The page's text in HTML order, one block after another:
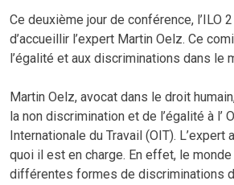
Ce deuxième jour de conférence, l’ILO
d’accueillir l’expert Martin Oelz. Ce
l’égalité et aux discriminations dans le
Martin Oelz, avocat dans le droit
la non discrimination et de l’égalité à l’
Internationale du Travail (OIT). L’expert
quoi il est en charge. En effet, le
différentes formes de discriminations